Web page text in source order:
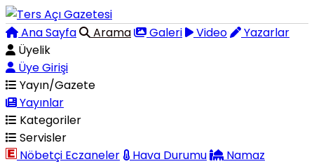
Ana Sayfa Arama Galeri Video
Yazarlar
Üyelik
Üye Girişi
Yayın/Gazete
Yayınlar
Kategoriler
Servisler
Nöbetçi Eczaneler
Hava Durumu
Namaz